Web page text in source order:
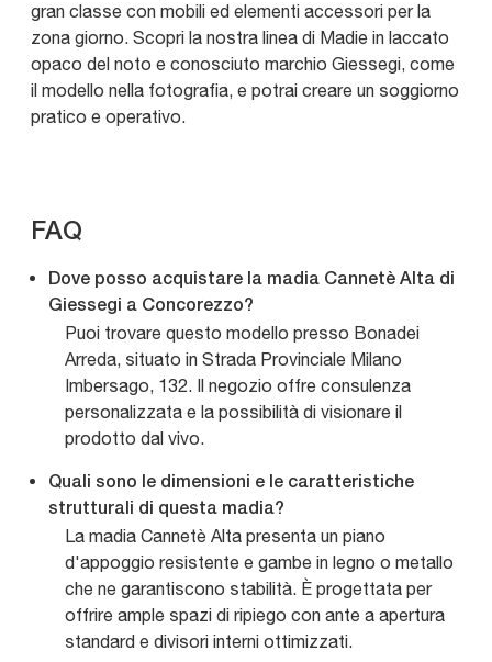
gran classe con mobili ed elementi accessori per la
zona giorno. Scopri la nostra linea di Madie in laccato
opaco del noto e conosciuto marchio Giessegi, come
il modello nella fotografia, e potrai creare un soggiorno
pratico e operativo.
FAQ
Dove posso acquistare la madia Cannetè Alta di
Giessegi a Concorezzo?
Puoi trovare questo modello presso Bonadei
Arreda, situato in Strada Provinciale Milano
Imbersago, 132. Il negozio offre consulenza
personalizzata e la possibilità di visionare il
prodotto dal vivo.
Quali sono le dimensioni e le caratteristiche
strutturali di questa madia?
La madia Cannetè Alta presenta un piano
d'appoggio resistente e gambe in legno o metallo
che ne garantiscono stabilità. È progettata per
offrire ample spazi di ripiego con ante a apertura
standard e divisori interni ottimizzati.